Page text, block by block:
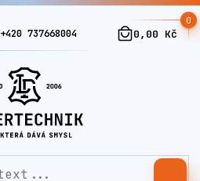
+420 737668004
0
0,00 Kč